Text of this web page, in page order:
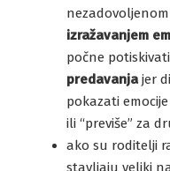
izražavanjem
počne
predavanjajer
pokazati
ili “previše” za
ako su roditelji
stavljaju veliki